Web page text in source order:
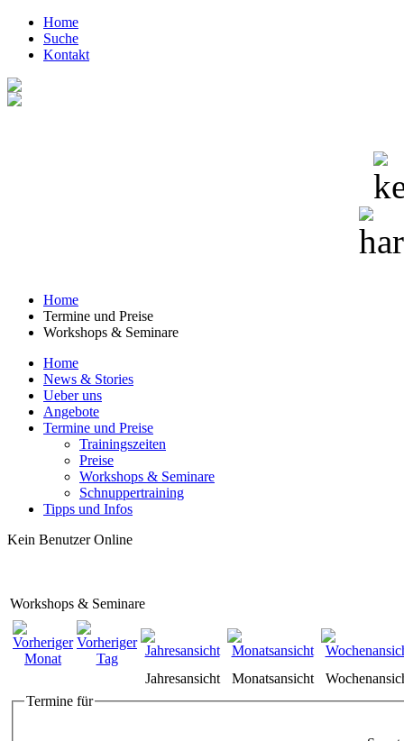
Home
Suche
Kontakt
Home
Termine und Preise
Workshops & Seminare
Home
News & Stories
Ueber uns
Angebote
Termine und Preise
Trainingszeiten
Preise
Workshops & Seminare
Schnuppertraining
Tipps und Infos
Kein Benutzer Online
Workshops & Seminare
Jahresansicht Monatsansicht
Termine für